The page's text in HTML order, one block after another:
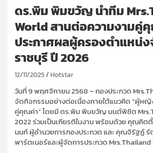
ดร.พิม พิมขวัญ นำทีม
World สานต่อความงามคู่
ประกาศผลผู้ครองตำแหน่
ราชบุรี ปี 2026
12/11/2025 Hotstar
วันที่ 9 พฤศจิกายน 2568 – กองประกวด
จัดกิจกรรมอย่างต่อเนื่องภายใต้แนวคิด “ผู้หญิ
คู่คุณค่า” โดยมี ดร.พิม พิมขวัญ มนต์พิชิต
2022 ร่วมเป็นเกียรติในงาน พร้อมด้วย คุณคิต
นนท์ ผู้อำนวยการกองประกวด และ คุณจิรัฐฏ์
พาร์ตเนอร์และผู้จัดการประกวด Mrs.Thailand